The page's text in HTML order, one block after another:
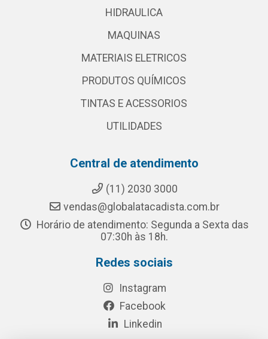
HIDRAULICA
MAQUINAS
MATERIAIS ELETRICOS
PRODUTOS QUÍMICOS
TINTAS E ACESSORIOS
UTILIDADES
Central de atendimento
(11) 2030 3000
vendas@globalatacadista.com.br
Horário de atendimento: Segunda a Sexta das
07:30h às 18h.
Redes sociais
Instagram
Facebook
Linkedin